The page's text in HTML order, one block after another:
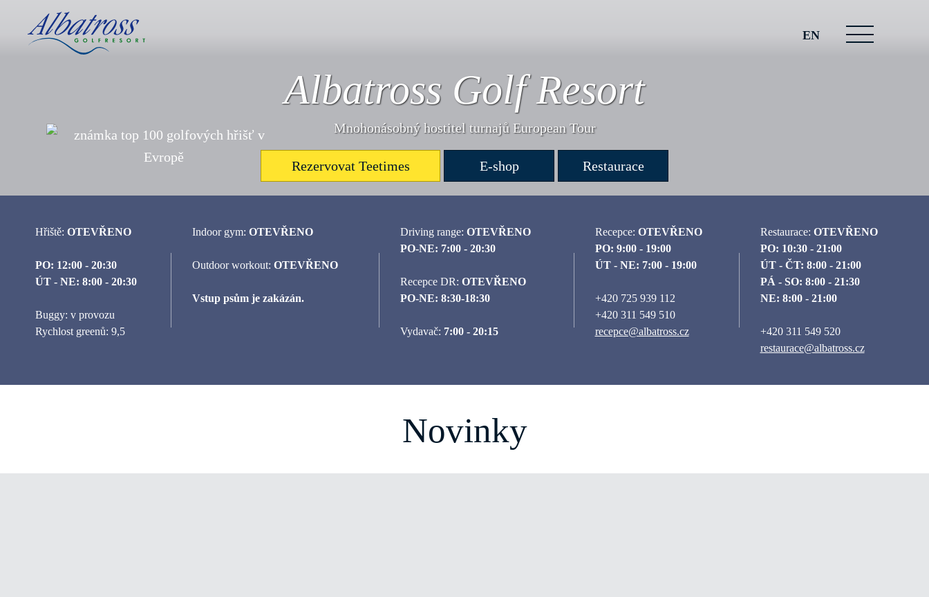
EN
Albatross Golf Resort
Mnohonásobný hostitel turnajů European Tour
Rezervovat Teetimes E-shop Restaurace
Hřiště: OTEVŘENO
PO: 12:00 - 20:30
ÚT - NE: 8:00 - 20:30
Buggy: v provozu
Rychlost greenů: 9,5
Indoor gym: OTEVŘENO
Outdoor workout: OTEVŘENO
Vstup psům je zakázán.
Driving range: OTEVŘENO
PO-NE: 7:00 - 20:30
Recepce DR: OTEVŘENO
PO-NE: 8:30-18:30
Vydavač: 7:00 - 20:15
Recepce: OTEVŘENO
PO: 9:00 - 19:00
ÚT - NE: 7:00 - 19:00
+420 725 939 112
+420 311 549 510
recepce@albatross.cz
Restaurace: OTEVŘENO
PO: 10:30 - 21:00
ÚT - ČT: 8:00 - 21:00
PÁ - SO: 8:00 - 21:30
NE: 8:00 - 21:00
+420 311 549 520
restaurace@albatross.cz
Novinky